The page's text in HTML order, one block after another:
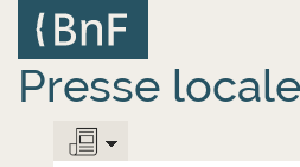
contenu
principal
Presse
Panneau de gestion des cookies